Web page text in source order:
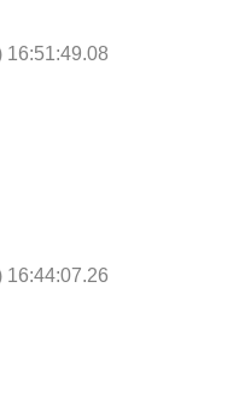
16:51:49.08
16:44:07.26